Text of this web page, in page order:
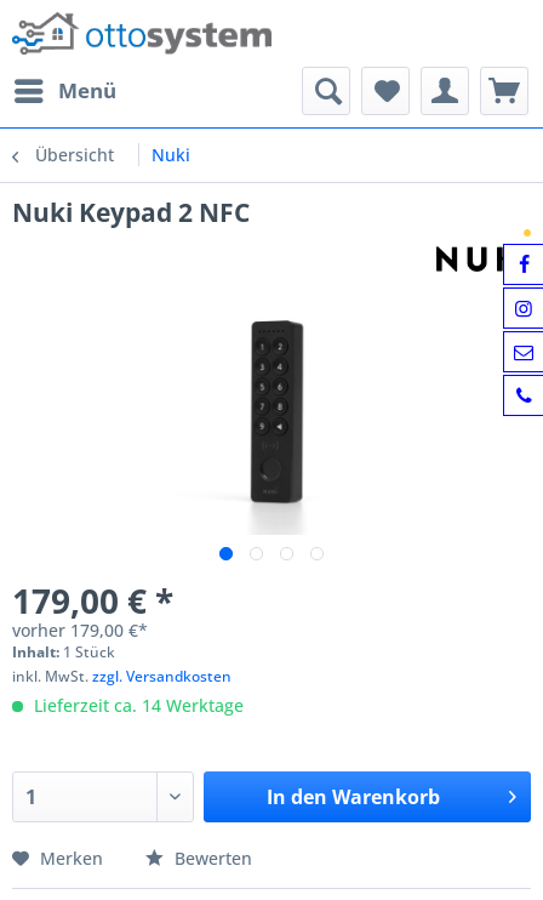
Menü
Übersicht Nuki
Nuki Keypad 2 NFC
179,00 € *
vorher 179,00 €*
Inhalt: 1 Stück
inkl. MwSt.zzgl. Versandkosten
Lieferzeit ca. 14 Werktage
In den Warenkorb
Merken Bewerten